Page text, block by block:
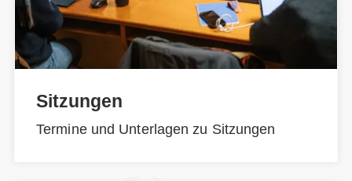
Sitzungen
Termine und Unterlagen zu Sitzungen